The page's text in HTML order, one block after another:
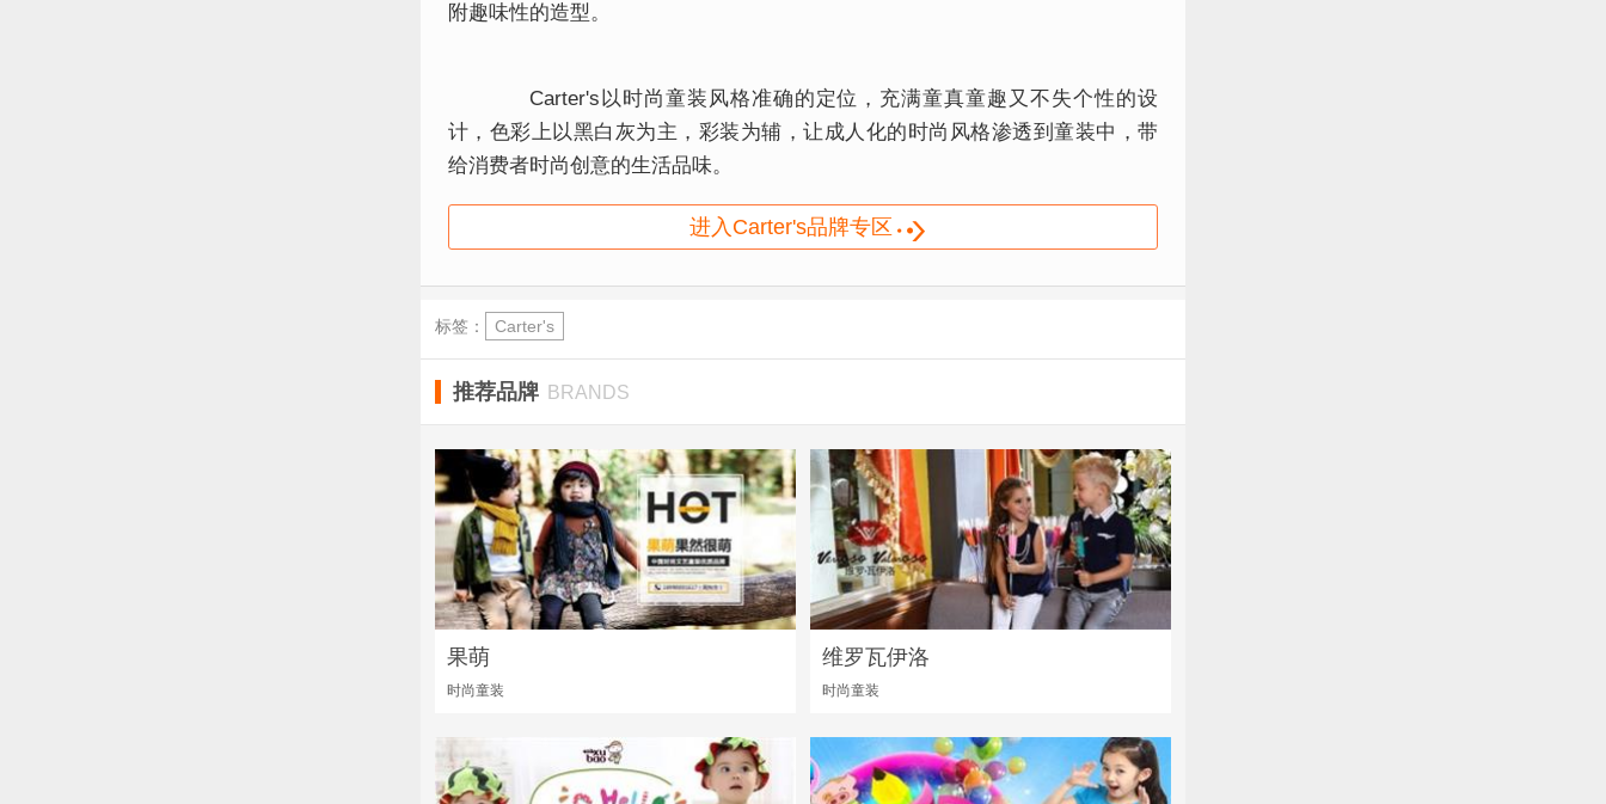
附趣味性的造型。
Carter's以时尚童装风格准确的定位，充满童真童趣又不失个性的设
计，色彩上以黑白灰为主，彩装为辅，让成人化的时尚风格渗透到童装中，带
给消费者时尚创意的生活品味。
进入Carter's品牌专区
标签： Carter's
推荐品牌 BRANDS
果萌
时尚童装
维罗瓦伊洛
时尚童装